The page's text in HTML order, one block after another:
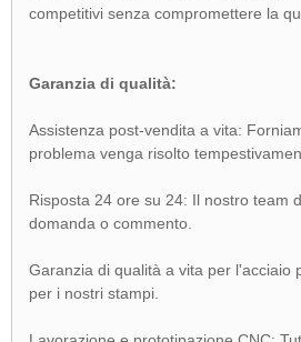
competitivi senza compromettere la
Garanzia di qualità:
Assistenza post-vendita a vita:
problema venga risolto
Risposta 24 ore su 24: Il nostro team
domanda o commento.
Garanzia di qualità a vita per l'acciaio
per i nostri stampi.